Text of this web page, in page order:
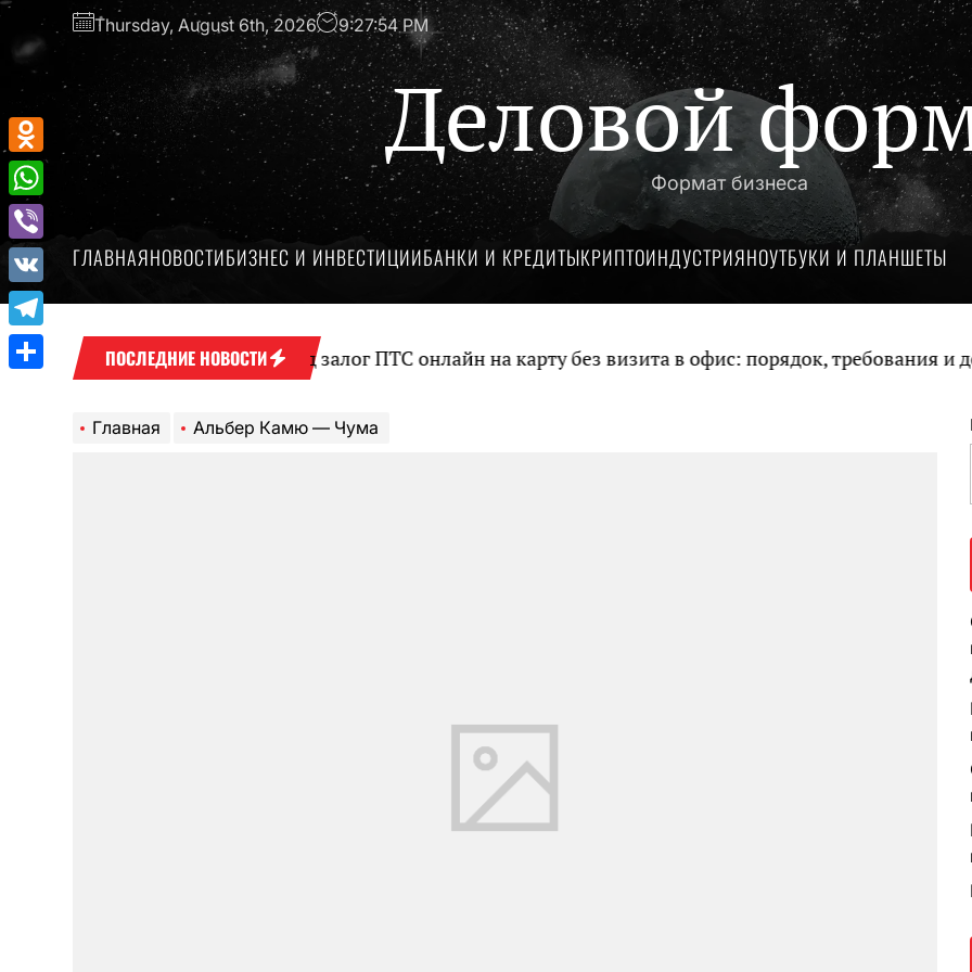
Перейти
содержимому
Thursday, August 6th, 2026 9:27:54 PM
Деловой
Формат бизнеса
ГЛАВНАЯНОВОСТИБИЗНЕС И ИНВЕСТИЦИИБАНКИ И КРЕДИТЫКРИПТОИНДУСТРИЯНОУТБУКИ И ПЛАНШЕТЫ
ПОСЛЕДНИЕ НОВОСТИ
Оформление займа под залог ПТС онлайн на карту без визита в офис: порядок, требования и
Главная Альбер Камю — Чума
Odnoklassniki
WhatsApp
Viber
VK
Telegram
Отправить